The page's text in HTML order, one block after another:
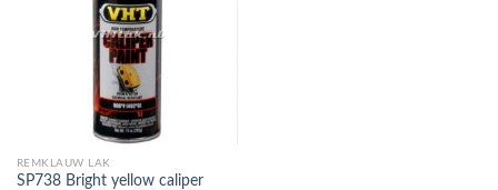
REMKLAUW LAK
SP738 Bright yellow caliper